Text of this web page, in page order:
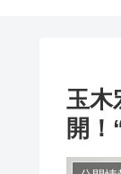
玉木
開